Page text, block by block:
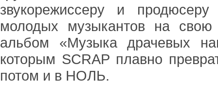
звукорежиссеру и
молодых музыкантов на
альбом «Музыка драчевых
которым SCRAP плавно
потом и в НОЛЬ.